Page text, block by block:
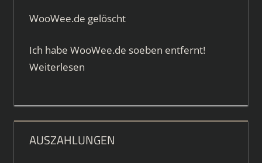
WooWee.de gelöscht
Ich habe WooWee.de soeben entfernt!
Weiterlesen
AUSZAHLUNGEN